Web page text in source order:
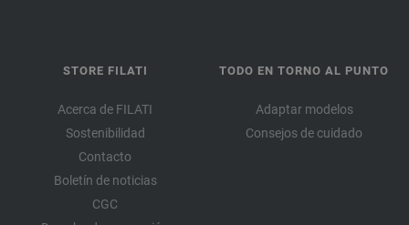
STORE FILATI
Acerca de FILATI
Sostenibilidad
Contacto
Boletín de noticias
CGC
TODO EN TORNO AL PUNTO
Adaptar modelos
Consejos de cuidado